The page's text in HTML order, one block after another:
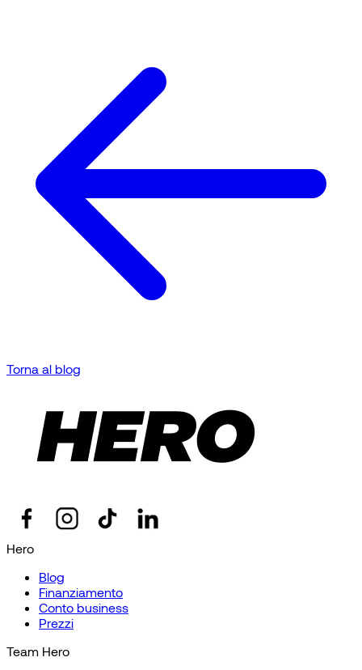
Torna al blog
Hero
Blog
Finanziamento
Conto business
Prezzi
Team Hero